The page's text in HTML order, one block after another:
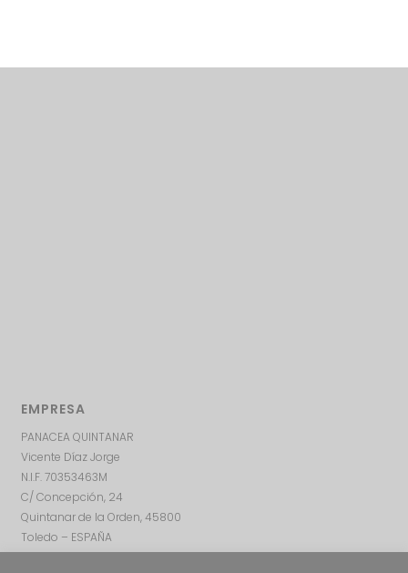
EMPRESA
PANACEA QUINTANAR
Vicente Díaz Jorge
N.I.F. 70353463M
C/ Concepción, 24
Quintanar de la Orden, 45800
Toledo – ESPAÑA